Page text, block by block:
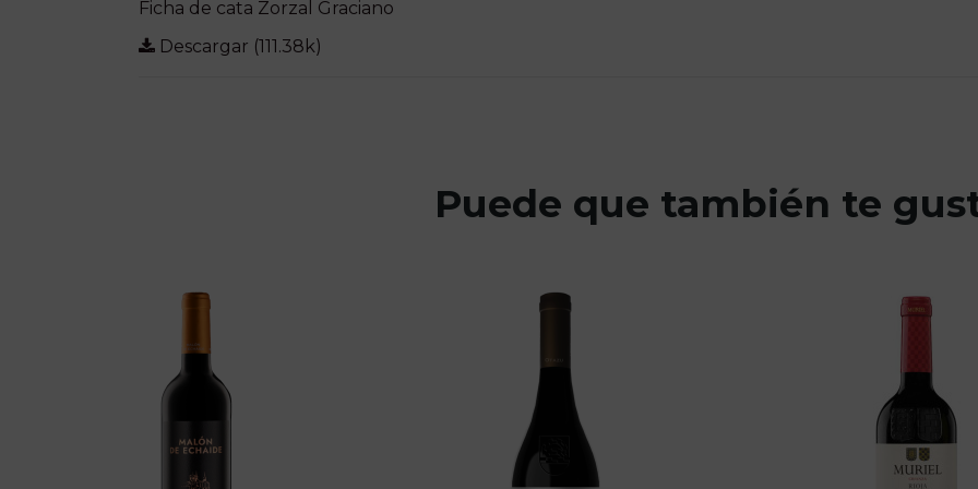
Ficha de cata Zorzal Graciano
Descargar (111.38k)
Puede que también te